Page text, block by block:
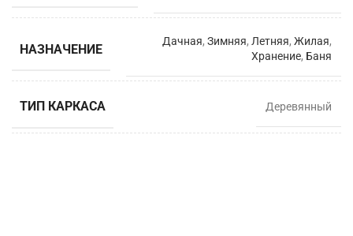
НАЗНАЧЕНИЕ Дачная, Зимняя, Летняя, Жилая,
Хранение, Баня
ТИП КАРКАСА Деревянный